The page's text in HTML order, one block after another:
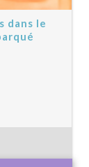
dans le